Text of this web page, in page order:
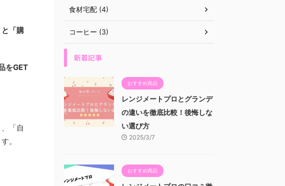
「購
をGET
「自
。
食材宅配 (4)
コーヒー (3)
新着記事
おすすめ商品
レンジメートプロとグランデ
の違いを徹底比較！後悔しな
い選び方
2025/3/7
おすすめ商品